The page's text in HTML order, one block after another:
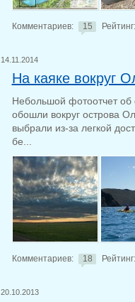
Комментариев: 15 Рейтинг:
14.11.2014
На каяке вокруг
Небольшой фотоотчет об
обошли вокруг острова
выбрали из-за легкой
бе...
Комментариев: 18 Рейтинг:
20.10.2013